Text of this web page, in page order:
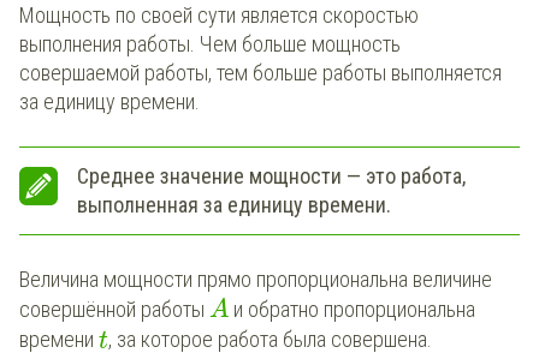
Мощность по своей сути является скоростью
выполнения работы. Чем больше мощность
совершаемой работы, тем больше работы выполняется
за единицу времени.
Среднее значение мощности — это работа,
выполненная за единицу времени.
Величина мощности прямо пропорциональна величине
совершённой работы A и обратно пропорциональна
времени t, за которое работа была совершена.